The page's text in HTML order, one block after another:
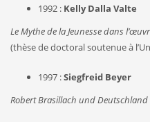
1992 : Kelly Dalla Valte
Le Mythe de la Jeunesse dans
(thèse de doctoral soutenue à
1997 :Siegfreid Beyer
Robert Brasillach und Deutschland